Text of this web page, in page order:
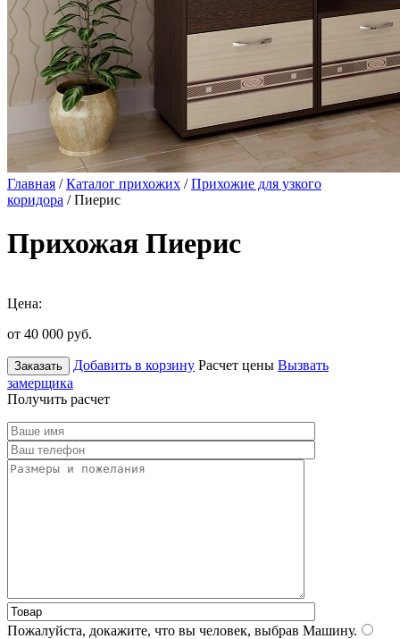
Главная /Каталог прихожих /Прихожие для узкого
коридора / Пиерис
Прихожая Пиерис
Цена:
от 40 000 руб.
Заказать Добавить в корзину Расчет цены Вызвать
замерщика
Получить расчет
Пожалуйста, докажите, что вы человек, выбрав Машину.